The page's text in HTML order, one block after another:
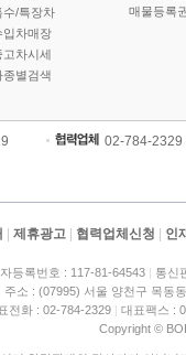
수/특장차
입차매장
고차시세
종별검색
매물등록
02-784-2329
제휴광고 협력업체신청 인
등록번호 : 117-81-64543 | 통신
주소 : (07995) 서울 양천구 목동
전화 : 02-784-2329 | 대표팩스 :
Copyright ©